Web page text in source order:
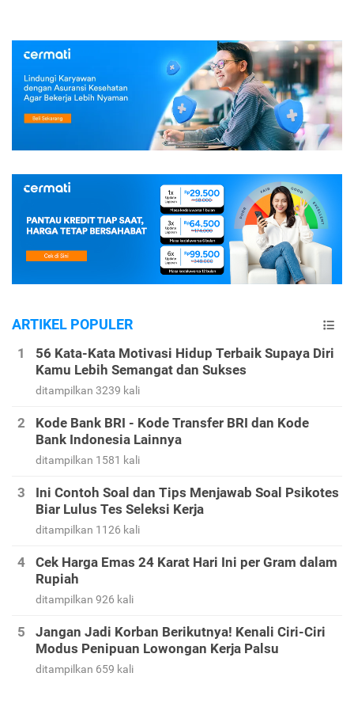
ARTIKEL POPULER
56 Kata-Kata Motivasi Hidup Terbaik Supaya Diri
Kamu Lebih Semangat dan Sukses
ditampilkan 3239 kali
Kode Bank BRI - Kode Transfer BRI dan Kode
Bank Indonesia Lainnya
ditampilkan 1581 kali
Ini Contoh Soal dan Tips Menjawab Soal Psikotes
Biar Lulus Tes Seleksi Kerja
ditampilkan 1126 kali
Cek Harga Emas 24 Karat Hari Ini per Gram dalam
Rupiah
ditampilkan 926 kali
Jangan Jadi Korban Berikutnya! Kenali Ciri-Ciri
Modus Penipuan Lowongan Kerja Palsu
ditampilkan 659 kali